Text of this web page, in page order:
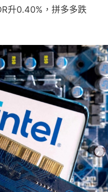
升0.40%，拼多多跌